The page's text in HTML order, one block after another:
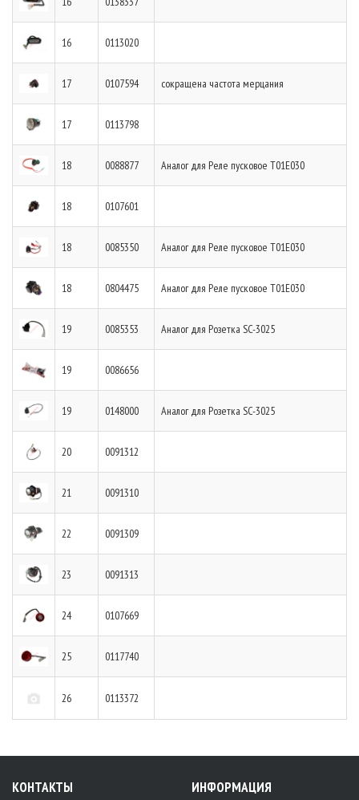
16 0113020
17 0107594 сокращена частота мерцания
17 0113798
18 0088877 Аналог для Реле пусковое T01E030
18 0107601
18 0085350 Аналог для Реле пусковое T01E030
18 0804475 Аналог для Реле пусковое T01E030
19 0085353 Аналог для Розетка SC-3025
19 0086656
19 0148000 Аналог для Розетка SC-3025
20 0091312
21 0091310
22 0091309
23 0091313
24 0107669
25 0117740
26 0113372
КОНТАКТЫ ИНФОРМАЦИЯ